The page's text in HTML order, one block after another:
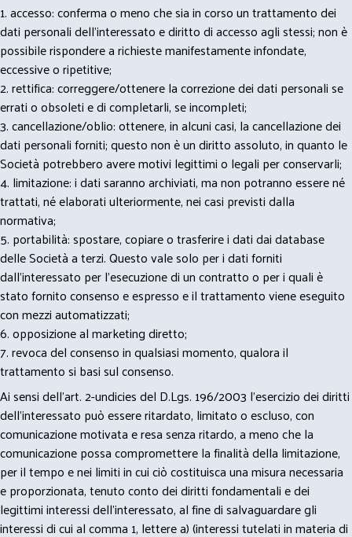
1. accesso: conferma o meno che sia in corso un trattamento dei
dati personali dell’interessato e diritto di accesso agli stessi; non è
possibile rispondere a richieste manifestamente infondate,
eccessive o ripetitive;
2. rettifica: correggere/ottenere la correzione dei dati personali se
errati o obsoleti e di completarli, se incompleti;
3. cancellazione/oblio: ottenere, in alcuni casi, la cancellazione dei
dati personali forniti; questo non è un diritto assoluto, in quanto le
Società potrebbero avere motivi legittimi o legali per conservarli;
4. limitazione: i dati saranno archiviati, ma non potranno essere né
trattati, né elaborati ulteriormente, nei casi previsti dalla
normativa;
5. portabilità: spostare, copiare o trasferire i dati dai database
delle Società a terzi. Questo vale solo per i dati forniti
dall’interessato per l’esecuzione di un contratto o per i quali è
stato fornito consenso e espresso e il trattamento viene eseguito
con mezzi automatizzati;
6. opposizione al marketing diretto;
7. revoca del consenso in qualsiasi momento, qualora il
trattamento si basi sul consenso.
Ai sensi dell’art. 2-undicies del D.Lgs. 196/2003 l’esercizio dei diritti
dell’interessato può essere ritardato, limitato o escluso, con
comunicazione motivata e resa senza ritardo, a meno che la
comunicazione possa compromettere la finalità della limitazione,
per il tempo e nei limiti in cui ciò costituisca una misura necessaria
e proporzionata, tenuto conto dei diritti fondamentali e dei
legittimi interessi dell’interessato, al fine di salvaguardare gli
interessi di cui al comma 1, lettere a) (interessi tutelati in materia di